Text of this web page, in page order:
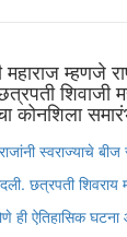
महाराज म्हणजे
शिवाजी
कोनशिला
स्वराज्याचे
छत्रपती शिवराय
ही ऐतिहासिक